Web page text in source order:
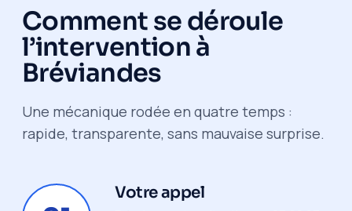
Comment se déroule
l’intervention à
Bréviandes
Une mécanique rodée en quatre temps :
rapide, transparente, sans mauvaise surprise.
Votre appel